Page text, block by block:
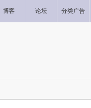
博客 论坛 分类广告